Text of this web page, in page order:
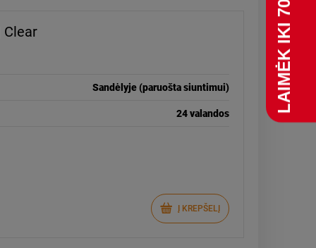
Clear
Sandėlyje (paruošta siuntimui)
24 valandos
Į KREPŠELĮ